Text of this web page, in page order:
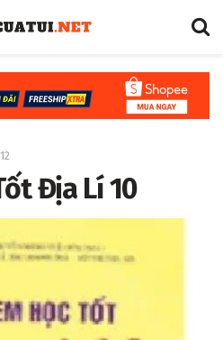
Địa Lí 10